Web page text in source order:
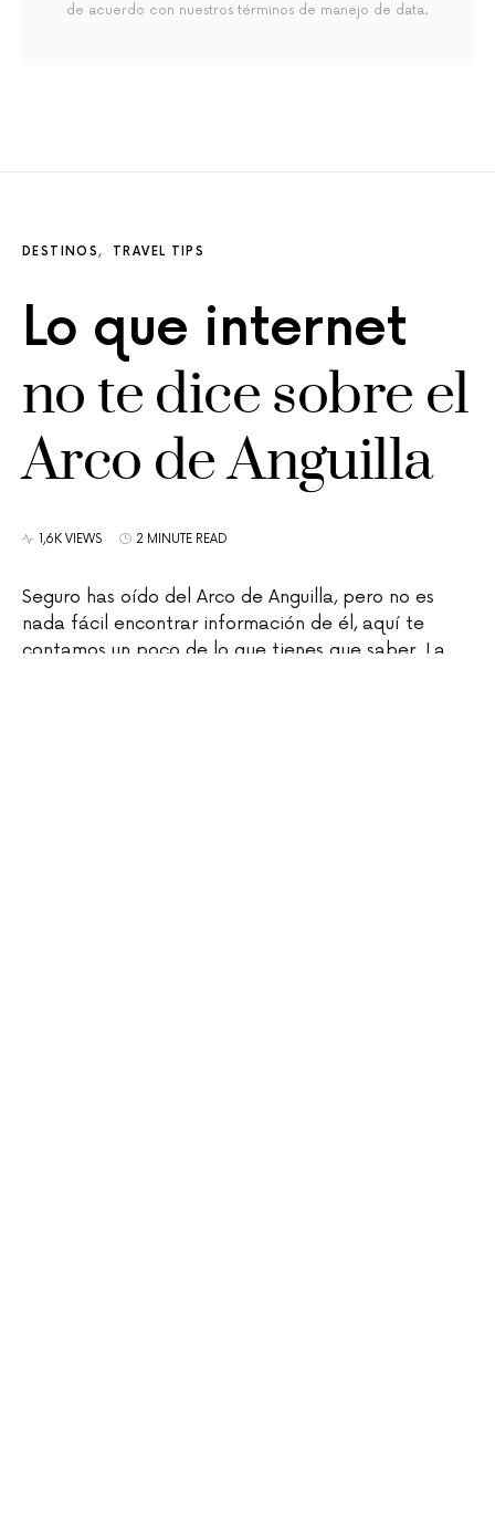
de acuerdo con nuestros términos de manejo de data.
DESTINOS TRAVEL TIPS
Lo que internet
no te dice sobre el
Arco de Anguilla
1,6K VIEWS 2 MINUTE READ
Seguro has oído del Arco de Anguilla, pero no es
nada fácil encontrar información de él, aquí te
contamos un poco de lo que tienes que saber. La